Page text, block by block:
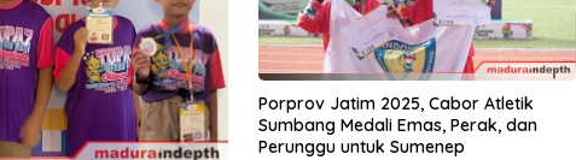
Porprov Jatim 2025, Cabor Atletik
Sumbang Medali Emas, Perak, dan
Perunggu untuk Sumenep